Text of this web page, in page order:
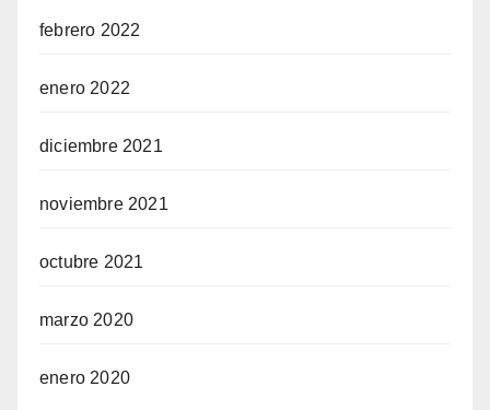
febrero 2022
enero 2022
diciembre 2021
noviembre 2021
octubre 2021
marzo 2020
enero 2020